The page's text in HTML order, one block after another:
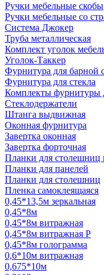
Ручки мебельные скобы
Ручки мебельные со
Система Джокер
Труба металлическая
Комплект уголок
Уголок-Таккер
Фурнитура для барной
Фурнитура для стекла
Комплекты фурнитуры
Стеклодержатели
Штанга выдвижная
Оконная фурнитура
Завертка оконная
Завертка форточная
Планки для столешниц
Планки для панелей
Планки для столешниц
Пленка самоклеящаяся
0,45*13,5м зеркальная
0,45*8м
0,45*8м витражная
0,45*8м витражная Р
0,45*8м голограмма
0,6*10м витражная
0,675*10м